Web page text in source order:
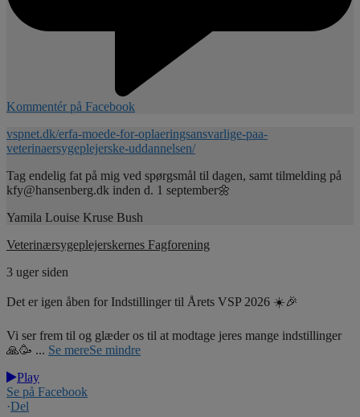
Kommentér på Facebook
vspnet.dk/erfa-moede-for-oplaeringsansvarlige-paa-
veterinaersygeplejerske-uddannelsen/
Tag endelig fat på mig ved spørgsmål til dagen, samt tilmelding på
kfy@hansenberg.dk inden d. 1 september🌼
Yamila Louise Kruse Bush
Veterinærsygeplejerskernes Fagforening
3 uger siden
Det er igen åben for Indstillinger til Årets VSP 2026 ☀️🎉
Vi ser frem til og glæder os til at modtage jeres mange indstillinger
🙏🥳 ... Se mereSe mindre
Play
Se på Facebook
·Del